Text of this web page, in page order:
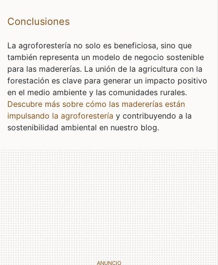
Conclusiones
La agroforestería no solo es beneficiosa, sino que
también representa un modelo de negocio sostenible
para las madererías. La unión de la agricultura con la
forestación es clave para generar un impacto positivo
en el medio ambiente y las comunidades rurales.
Descubre más sobre cómo las madererías están
impulsando la agroforestería y contribuyendo a la
sostenibilidad ambiental en nuestro blog.